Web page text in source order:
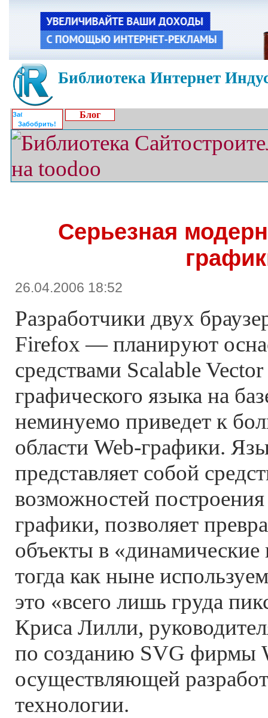
Библиотека Интернет
Забобрить!
Блог
Серьезная
26.04.2006 18:52
Разработчики двух
Firefox — планируют
средствами Scalable
графического языка на
неминуемо приведет к
области Web-графики.
представляет собой
возможностей
графики, позволяет
объекты в
тогда как ныне
это «всего лишь груда
Криса Лилли,
по созданию SVG фирмы
осуществляющей
технологии.